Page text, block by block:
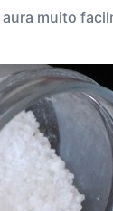
aura muito